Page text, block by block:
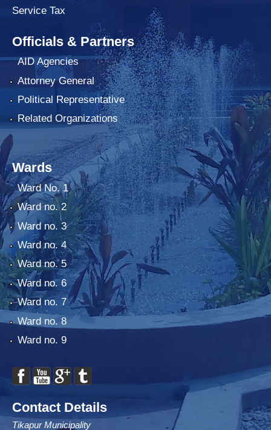
Service Tax
Officials & Partners
AID Agencies
Attorney General
Political Representative
Related Organizations
Wards
Ward No. 1
Ward no. 2
Ward no. 3
Ward no. 4
Ward no. 5
Ward no. 6
Ward no. 7
Ward no. 8
Ward no. 9
Contact Details
Tikapur Municipality